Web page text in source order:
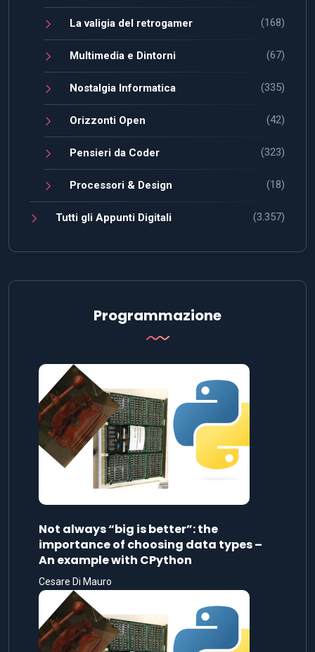
La valigia del retrogamer (168)
Multimedia e Dintorni (67)
Nostalgia Informatica (335)
Orizzonti Open (42)
Pensieri da Coder (323)
Processori & Design (18)
Tutti gli Appunti Digitali (3.357)
Programmazione
Not always “big is better”: the
importance of choosing data types –
An example with CPython
Cesare Di Mauro